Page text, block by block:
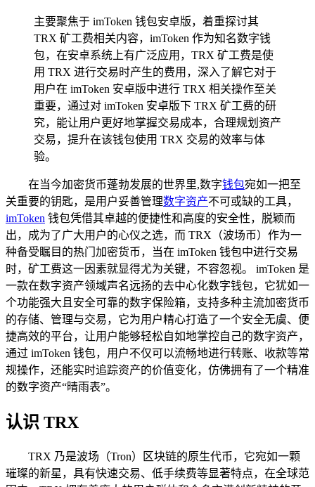
主要聚焦于 imToken 钱包安卓版，着重探讨其
TRX 矿工费相关内容，imToken 作为知名数字钱
包，在安卓系统上有广泛应用，TRX 矿工费是使
用 TRX 进行交易时产生的费用，深入了解它对于
用户在 imToken 安卓版中进行 TRX 相关操作至关
重要，通过对 imToken 安卓版下 TRX 矿工费的研
究，能让用户更好地掌握交易成本，合理规划资产
交易，提升在该钱包使用 TRX 交易的效率与体
验。
在当今加密货币蓬勃发展的世界里,数字钱包宛如一把至
关重要的钥匙，是用户妥善管理数字资产不可或缺的工具，
imToken 钱包凭借其卓越的便捷性和高度的安全性，脱颖而
出，成为了广大用户的心仪之选，而 TRX（波场币）作为一
种备受瞩目的热门加密货币，当在 imToken 钱包中进行交易
时，矿工费这一因素就显得尤为关键，不容忽视。 imToken 是
一款在数字资产领域声名远扬的去中心化数字钱包，它犹如一
个功能强大且安全可靠的数字保险箱，支持多种主流加密货币
的存储、管理与交易，它为用户精心打造了一个安全无虞、便
捷高效的平台，让用户能够轻松自如地掌控自己的数字资产，
通过 imToken 钱包，用户不仅可以流畅地进行转账、收款等常
规操作，还能实时追踪资产的价值变化，仿佛拥有了一个精准
的数字资产“晴雨表”。
认识 TRX
TRX 乃是波场（Tron）区块链的原生代币，它宛如一颗
璀璨的新星，具有快速交易、低手续费等显著特点，在全球范